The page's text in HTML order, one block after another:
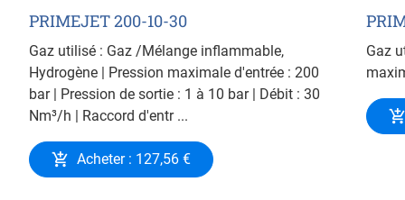
PRIMEJET 200-10-30
Gaz utilisé : Gaz /Mélange inflammable,
Hydrogène | Pression maximale d'entrée : 200
bar | Pression de sortie : 1 à 10 bar | Débit : 30
Nm³/h | Raccord d'entr ...
Acheter : 127,56 €
Gaz